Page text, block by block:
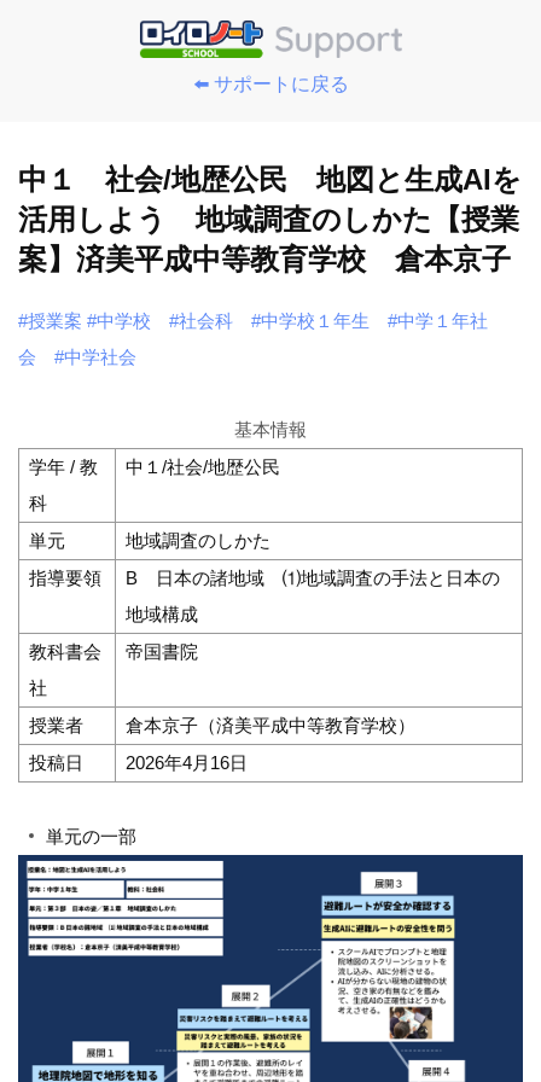
⬅️ サポートに戻る
中１ 社会/地歴公民 地図と生成AIを
活用しよう 地域調査のしかた【授業
案】済美平成中等教育学校 倉本京子
#授業案 #中学校 #社会科 #中学校１年生
#中学１年社
会
#中学社会
基本情報
学年 / 教
科
中１/社会/地歴公民
単元
地域調査のしかた
指導要領
B 日本の諸地域 ⑴地域調査の手法と日本の
地域構成
教科書会
社
帝国書院
授業者
倉本京子（済美平成中等教育学校）
投稿日
2026年4月16日
単元の一部